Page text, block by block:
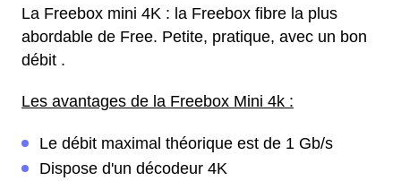
La Freebox mini 4K : la Freebox fibre la plus
abordable de Free. Petite, pratique, avec un bon
débit .
Les avantages de la Freebox Mini 4k :
Le débit maximal théorique est de 1 Gb/s
Dispose d'un décodeur 4K